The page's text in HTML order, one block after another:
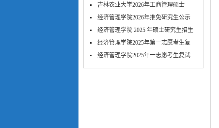
术...
吉林农业大学2026年工商管理硕士
（MBA）...
经济管理学院2026年推免研究生公示
经济管理学院 2025 年硕士研究生招生
考...
经济管理学院2025年第一志愿考生复
试-笔...
​经济管理学院2025年一志愿考生复试
面...